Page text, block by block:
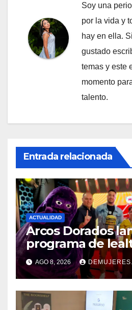
Soy una
por la vida y
hay en ella.
gustado
temas y este
momento
talento.
Entrada relacionada
ACTUALIDAD
Arcos Dorados
programa de
‘MiMcDonald’s y
tres de sus
leales de Panamá
AGO 8, 2026